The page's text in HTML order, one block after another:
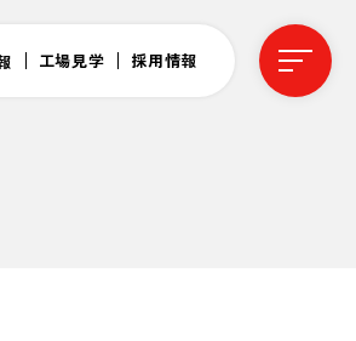
工場見学 採用情報